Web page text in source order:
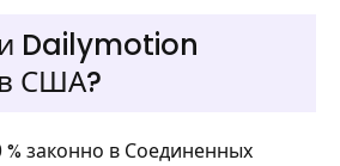
Dailymotion
США?
законно в Соединенных